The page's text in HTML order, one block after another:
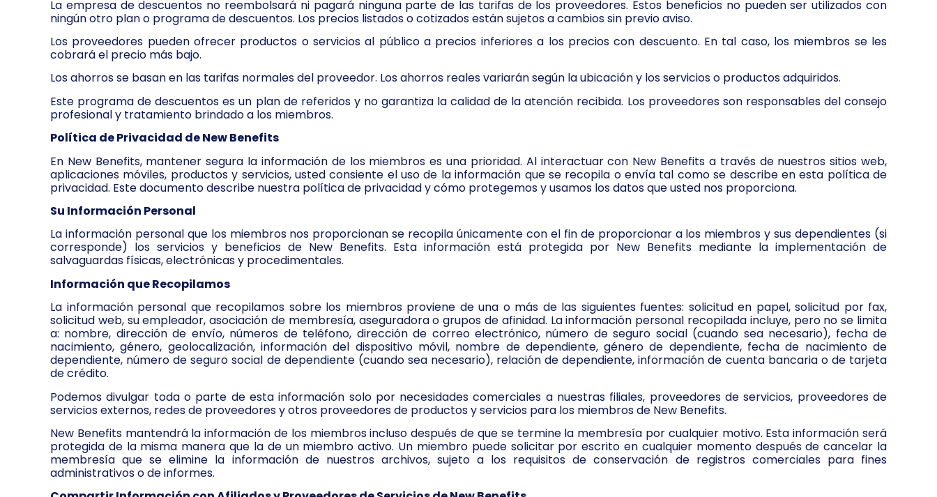
La empresa de descuentos no reembolsará ni pagará ninguna parte de las tarifas de los proveedores. Estos beneficios no pueden ser utilizados con
ningún otro plan o programa de descuentos. Los precios listados o cotizados están sujetos a cambios sin previo aviso.
Los proveedores pueden ofrecer productos o servicios al público a precios inferiores a los precios con descuento. En tal caso, los miembros se les
cobrará el precio más bajo.
Los ahorros se basan en las tarifas normales del proveedor. Los ahorros reales variarán según la ubicación y los servicios o productos adquiridos.
Este programa de descuentos es un plan de referidos y no garantiza la calidad de la atención recibida. Los proveedores son responsables del consejo
profesional y tratamiento brindado a los miembros.
Política de Privacidad de New Benefits
En New Benefits, mantener segura la información de los miembros es una prioridad. Al interactuar con New Benefits a través de nuestros sitios web,
aplicaciones móviles, productos y servicios, usted consiente el uso de la información que se recopila o envía tal como se describe en esta política de
privacidad. Este documento describe nuestra política de privacidad y cómo protegemos y usamos los datos que usted nos proporciona.
Su Información Personal
La información personal que los miembros nos proporcionan se recopila únicamente con el fin de proporcionar a los miembros y sus dependientes (si
corresponde) los servicios y beneficios de New Benefits. Esta información está protegida por New Benefits mediante la implementación de
salvaguardas físicas, electrónicas y procedimentales.
Información que Recopilamos
La información personal que recopilamos sobre los miembros proviene de una o más de las siguientes fuentes: solicitud en papel, solicitud por fax,
solicitud web, su empleador, asociación de membresía, aseguradora o grupos de afinidad. La información personal recopilada incluye, pero no se limita
a: nombre, dirección de envío, números de teléfono, dirección de correo electrónico, número de seguro social (cuando sea necesario), fecha de
nacimiento, género, geolocalización, información del dispositivo móvil, nombre de dependiente, género de dependiente, fecha de nacimiento de
dependiente, número de seguro social de dependiente (cuando sea necesario), relación de dependiente, información de cuenta bancaria o de tarjeta
de crédito.
Podemos divulgar toda o parte de esta información solo por necesidades comerciales a nuestras filiales, proveedores de servicios, proveedores de
servicios externos, redes de proveedores y otros proveedores de productos y servicios para los miembros de New Benefits.
New Benefits mantendrá la información de los miembros incluso después de que se termine la membresía por cualquier motivo. Esta información será
protegida de la misma manera que la de un miembro activo. Un miembro puede solicitar por escrito en cualquier momento después de cancelar la
membresía que se elimine la información de nuestros archivos, sujeto a los requisitos de conservación de registros comerciales para fines
administrativos o de informes.